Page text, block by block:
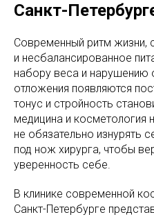
Санкт-
Современный ритм жизни,
и несбалансированное
набору веса и
отложения появляются
тонус и стройность
медицина и косметология
не обязательно изнурять
под нож хирурга, чтобы
уверенность себе.
В клинике современной
Санкт-Петербурге